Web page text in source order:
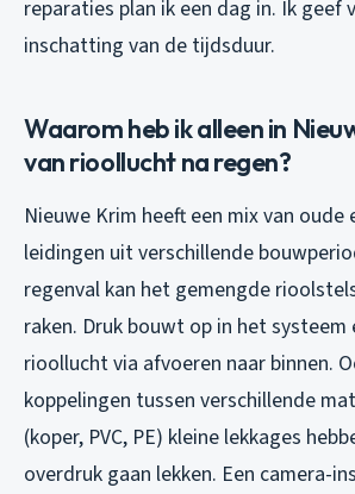
reparaties plan ik een dag in. Ik geef
inschatting van de tijdsduur.
Waarom heb ik alleen in
van rioollucht na regen?
Nieuwe Krim heeft een mix van oude
leidingen uit verschillende
regenval kan het gemengde
raken. Druk bouwt op in het
rioollucht via afvoeren naar binnen.
koppelingen tussen verschillende
(koper, PVC, PE) kleine lekkages
overdruk gaan lekken. Een camera-